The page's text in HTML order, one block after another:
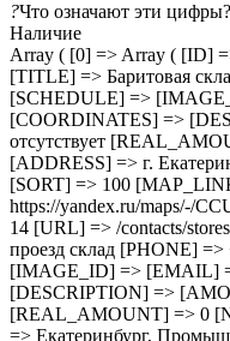
?Что означают эти цифры?
Наличие
Array ( [0] => Array ( [ID]
[TITLE] => Баритовая
[SCHEDULE] =>
[COORDINATES] =>
отсутствует
[ADDRESS] => г.
[SORT] => 100
https://yandex.ru/maps/-/
14 [URL] => /contacts/
проезд cклад [PHONE]
[IMAGE_ID] => [EMAIL]
[DESCRIPTION] =>
[REAL_AMOUNT] => 0
=> Екатеринбург,